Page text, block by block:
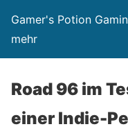
Gamer's Potion
mehr
Road 96 im
einer Indie-